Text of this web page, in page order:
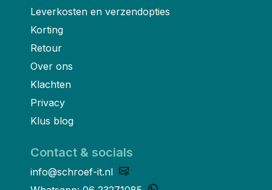
Leverkosten en verzendopties
Korting
Retour
Over ons
Klachten
Privacy
Klus blog
Contact & socials
info@schroef-it.nl